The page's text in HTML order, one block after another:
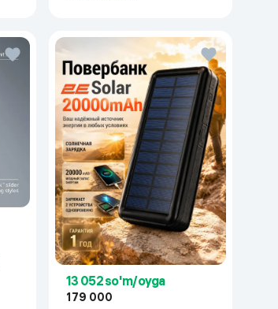
13 052 so'm/oyga
179 000